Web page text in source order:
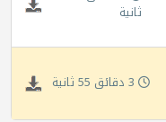
ثانية
3 دقائق 55 ثانية